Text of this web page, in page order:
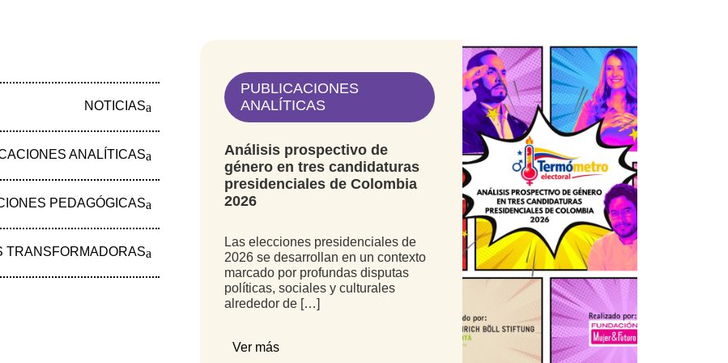
NOTICIAS
ANALÍTICAS
PEDAGÓGICAS
TRANSFORMADORAS
PUBLICACIONES
ANALÍTICAS
Análisis prospectivo de
género en tres candidaturas
presidenciales de Colombia
2026
Las elecciones presidenciales de
2026 se desarrollan en un contexto
marcado por profundas disputas
políticas, sociales y culturales
alrededor de […]
Ver más
SIGUIENTE
Mujeres de Santander tienen una agenda por sus derechos